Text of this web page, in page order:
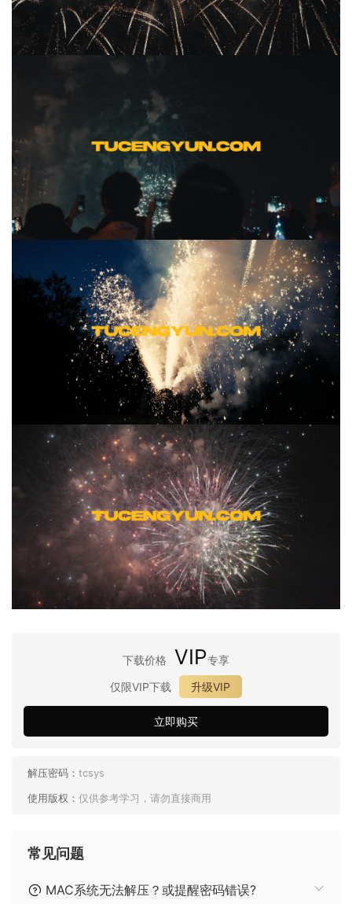
下载价格 VIP专享
仅限VIP下载
升级VIP
立即购买
解压密码： tcsys
使用版权： 仅供参考学习，请勿直接商用
常见问题
MAC系统无法解压？或提醒密码错误?